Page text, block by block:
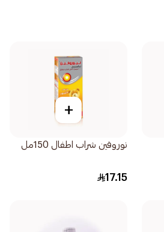
+
نوروفين شراب اطفال 150مل
17.15